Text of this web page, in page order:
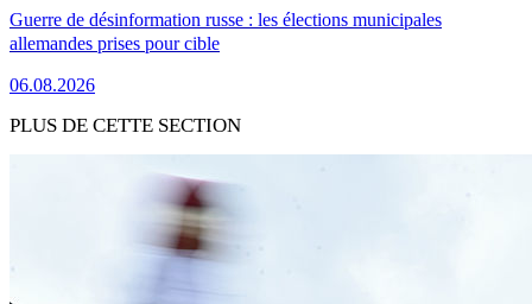
Guerre de désinformation russe : les élections municipales
allemandes prises pour cible
06.08.2026
PLUS DE CETTE SECTION